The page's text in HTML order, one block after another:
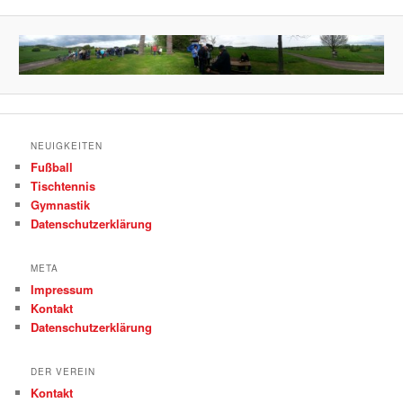
NEUIGKEITEN
Fußball
Tischtennis
Gymnastik
Datenschutzerklärung
META
Impressum
Kontakt
Datenschutzerklärung
DER VEREIN
Kontakt